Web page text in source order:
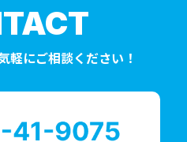
軽にご相談ください！